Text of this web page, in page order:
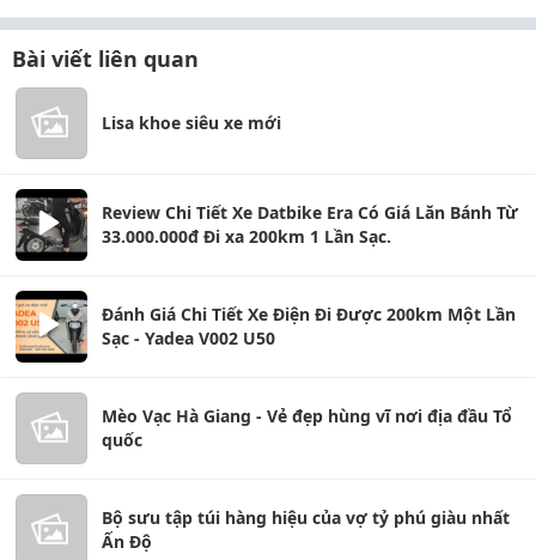
Bài viết liên quan
Lisa khoe siêu xe mới
Review Chi Tiết Xe Datbike Era Có Giá Lăn Bánh Từ
33.000.000đ Đi xa 200km 1 Lần Sạc.
Đánh Giá Chi Tiết Xe Điện Đi Được 200km Một Lần
Sạc - Yadea V002 U50
Mèo Vạc Hà Giang - Vẻ đẹp hùng vĩ nơi địa đầu Tổ
quốc
Bộ sưu tập túi hàng hiệu của vợ tỷ phú giàu nhất
Ấn Độ